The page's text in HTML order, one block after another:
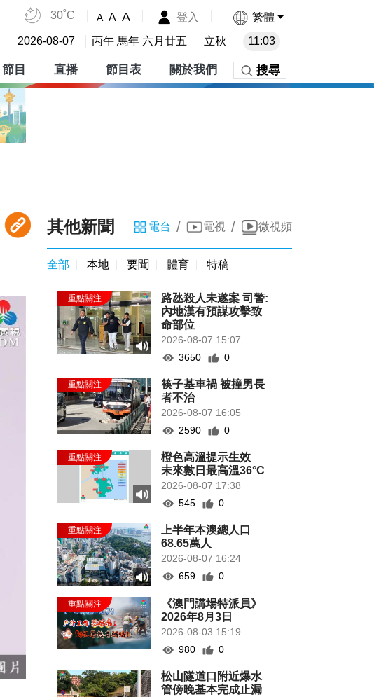
30˚C A A A 登入 繁體
2026-08-07 丙午 馬年 六月廿五 立秋 11:03
節目 直播 節目表 關於我們 搜尋
其他新聞 電台 / 電視 / 微視頻
全部 本地 要聞 體育 特稿
路氹殺人未遂案 司警:
內地漢有預謀攻擊致
命部位
2026-08-07 15:07
3650
0
筷子基車禍 被撞男長
者不治
2026-08-07 16:05
2590
0
橙色高溫提示生效
未來數日最高溫36°C
2026-08-07 17:38
545
0
上半年本澳總人口
68.65萬人
2026-08-07 16:24
659
0
《澳門講場特派員》
2026年8月3日
2026-08-03 15:19
980
0
松山隧道口附近爆水
管傍晚基本完成止漏